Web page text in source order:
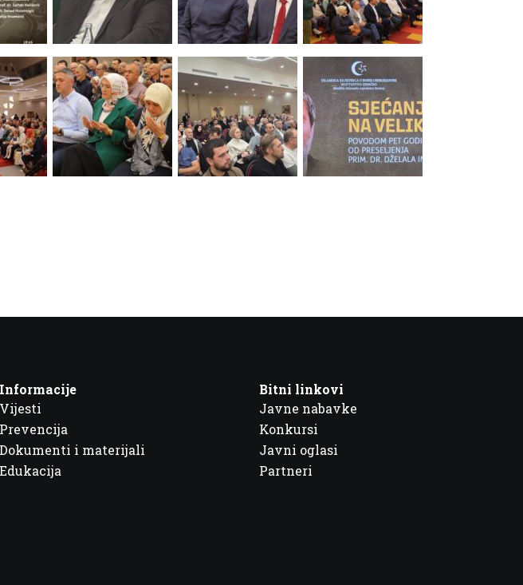
Informacije
Vijesti
Prevencija
Dokumenti i materijali
Edukacija
Bitni linkovi
Javne nabavke
Konkursi
Javni oglasi
Partneri